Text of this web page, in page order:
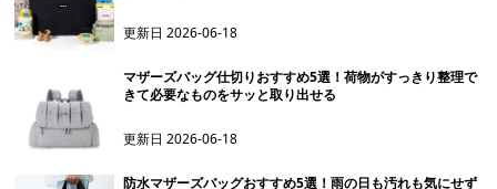
更新日2026-06-18
マザーズバッグ仕切りおすすめ5選！荷物がすっきり整理で
きて必要なものをサッと取り出せる
更新日2026-06-18
防水マザーズバッグおすすめ5選！雨の日も汚れも気にせず